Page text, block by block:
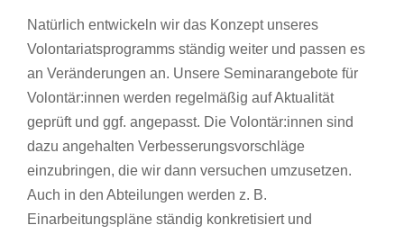
Natürlich entwickeln wir das Konzept unseres
Volontariatsprogramms ständig weiter und passen es
an Veränderungen an. Unsere Seminarangebote für
Volontär:innen werden regelmäßig auf Aktualität
geprüft und ggf. angepasst. Die Volontär:innen sind
dazu angehalten Verbesserungsvorschläge
einzubringen, die wir dann versuchen umzusetzen.
Auch in den Abteilungen werden z. B.
Einarbeitungspläne ständig konkretisiert und